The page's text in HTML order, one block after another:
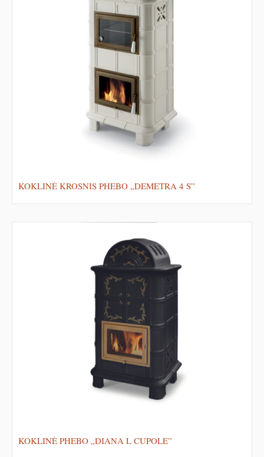
KOKLINĖ KROSNIS PHEBO „DEMETRA 4 S”
KOKLINĖ PHEBO „DIANA L CUPOLE”